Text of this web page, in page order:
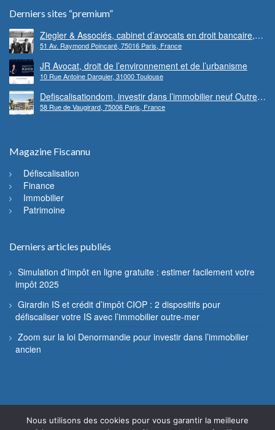
Derniers sites “premium”
Ziegler & Associés, cabinet d’avocats en droit bancaire,
cryptomonnaie et escroqueries financières
51 Av. Raymond Poincaré, 75016 Paris, France
JR Avocat, droit de l’environnement et de l’urbanisme
10 Rue Antoine Darquier, 31000 Toulouse
Defiscalisationdom, investir dans l’immobilier neuf Outre-
mer
58 Rue de Vaugirard, 75006 Paris, France
Magazine Fiscannu
Défiscalisation
Finance
Immobilier
Patrimoine
Derniers articles publiés
Simulation d’impôt en ligne gratuite : estimer facilement votre
impôt 2025
Girardin IS et crédit d’impôt CIOP : 2 dispositifs pour
défiscaliser votre IS avec l’immobilier outre-mer
Zoom sur la loi Denormandie pour investir dans l’immobilier
ancien
Nous utilisons des cookies pour vous garantir la meilleure